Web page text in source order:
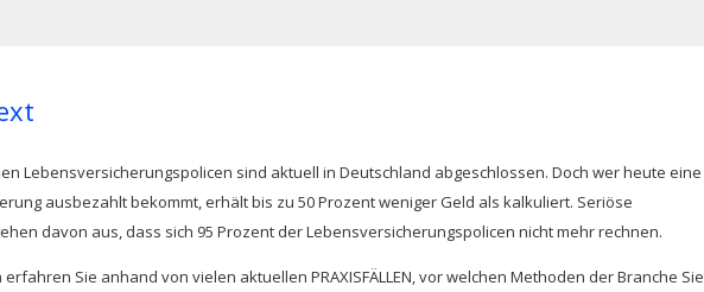
Lebensversicherungspolicen sind aktuell in Deutschland abgeschlossen. Doch wer heute eine
ausbezahlt bekommt, erhält bis zu 50 Prozent weniger Geld als kalkuliert. Seriöse
davon aus, dass sich 95 Prozent der Lebensversicherungspolicen nicht mehr rechnen.
erfahren Sie anhand von vielen aktuellen PRAXISFÄLLEN, vor welchen Methoden der Branche Sie